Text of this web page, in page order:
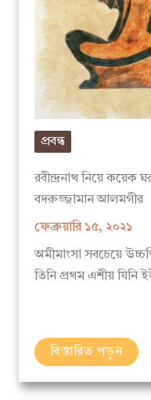
প্রবন্ধ
বদরুজ্জামান আলমগীর
ফেব্রুয়ারি ১৫, ২০২১
অমীমাংসা সবচেয়ে
তিনি প্রথম এশীয়